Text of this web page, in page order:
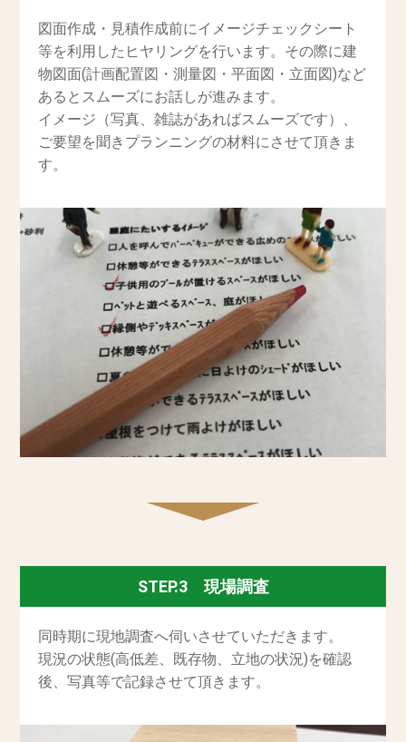
図面作成・見積作成前にイメージチェックシート
等を利用したヒヤリングを行います。その際に建
物図面(計画配置図・測量図・平面図・立面図)など
あるとスムーズにお話しが進みます。
イメージ（写真、雑誌があればスムーズです）、
ご要望を聞きプランニングの材料にさせて頂きま
す。
STEP.3 現場調査
同時期に現地調査へ伺いさせていただきます。
現況の状態(高低差、既存物、立地の状況)を確認
後、写真等で記録させて頂きます。